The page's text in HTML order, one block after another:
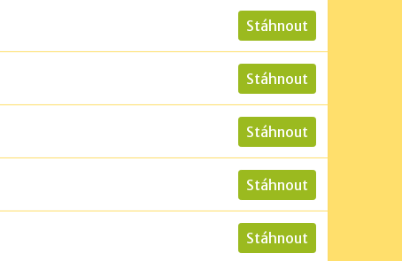
Stáhnout
Stáhnout
Stáhnout
Stáhnout
Stáhnout